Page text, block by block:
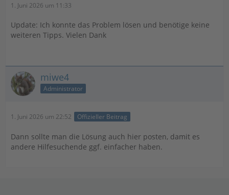
1. Juni 2026 um 11:33
Update: Ich konnte das Problem lösen und benötige keine
weiteren Tipps. Vielen Dank
miwe4
Administrator
1. Juni 2026 um 22:52 Offizieller Beitrag
Dann sollte man die Lösung auch hier posten, damit es
andere Hilfesuchende ggf. einfacher haben.